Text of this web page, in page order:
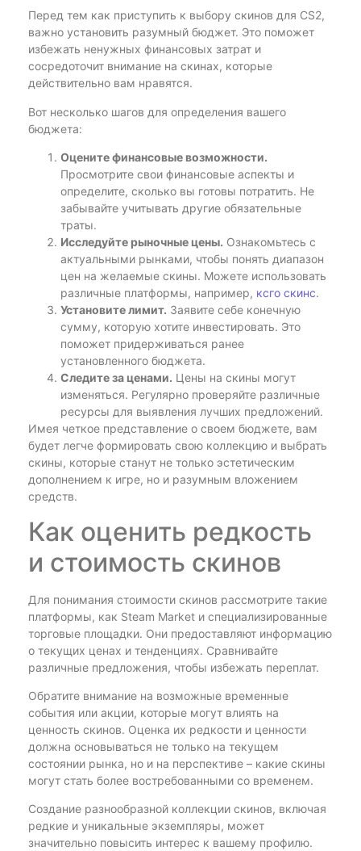
Перед тем как приступить к выбору скинов для CS2,
важно установить разумный бюджет. Это поможет
избежать ненужных финансовых затрат и
сосредоточит внимание на скинах, которые
действительно вам нравятся.
Вот несколько шагов для определения вашего
бюджета:
Оцените финансовые возможности.
Просмотрите свои финансовые аспекты и
определите, сколько вы готовы потратить. Не
забывайте учитывать другие обязательные
траты.
Исследуйте рыночные цены. Ознакомьтесь с
актуальными рынками, чтобы понять диапазон
цен на желаемые скины. Можете использовать
различные платформы, например, ксго скинс.
Установите лимит. Заявите себе конечную
сумму, которую хотите инвестировать. Это
поможет придерживаться ранее
установленного бюджета.
Следите за ценами. Цены на скины могут
изменяться. Регулярно проверяйте различные
ресурсы для выявления лучших предложений.
Имея четкое представление о своем бюджете, вам
будет легче формировать свою коллекцию и выбрать
скины, которые станут не только эстетическим
дополнением к игре, но и разумным вложением
средств.
Как оценить редкость
и стоимость скинов
Для понимания стоимости скинов рассмотрите такие
платформы, как Steam Market и специализированные
торговые площадки. Они предоставляют информацию
о текущих ценах и тенденциях. Сравнивайте
различные предложения, чтобы избежать переплат.
Обратите внимание на возможные временные
события или акции, которые могут влиять на
ценность скинов. Оценка их редкости и ценности
должна основываться не только на текущем
состоянии рынка, но и на перспективе – какие скины
могут стать более востребованными со временем.
Создание разнообразной коллекции скинов, включая
редкие и уникальные экземпляры, может
значительно повысить интерес к вашему профилю.